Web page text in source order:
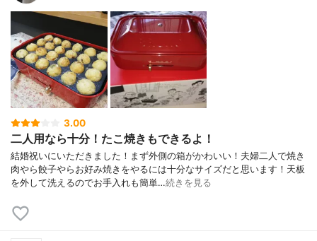
3.00
二人用なら十分！たこ焼きもできるよ！
結婚祝いにいただきました！まず外側の箱がかわいい！夫婦二人で焼き
肉やら餃子やらお好み焼きをやるには十分なサイズだと思います！天板
を外して洗えるのでお手入れも簡単…続きを見る